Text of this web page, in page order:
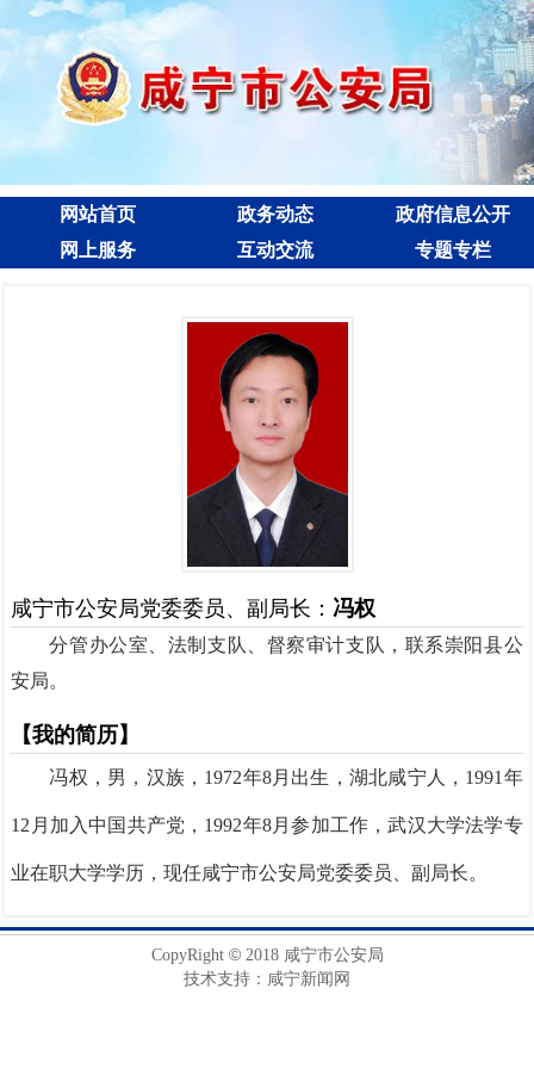
网站首页 政务动态
政府信息公开
网上服务
互动交流 专题专栏
咸宁市公安局党委委员、副局长： 冯权
分管办公室、法制支队、督察审计支队，联系崇阳县公
安局。
【我的简历】
冯权，男，汉族，1972年8月出生，湖北咸宁人，1991年
12月加入中国共产党，1992年8月参加工作，武汉大学法学专
业在职大学学历，现任咸宁市公安局党委委员、副局长。
CopyRight ©2018 咸宁市公安局
技术支持：咸宁新闻网